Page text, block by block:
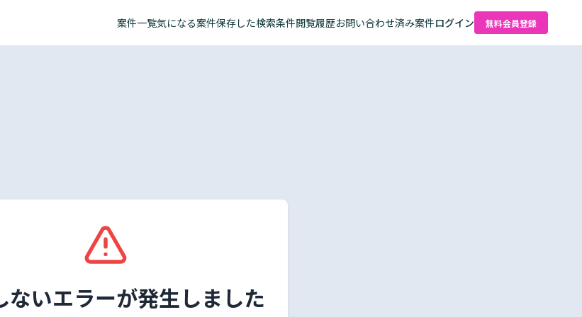
案件一覧気になる案件保存した検索条件閲覧履歴お問い合わせ済み案件ログイン 無料会員登録
ないエラーが発生しました